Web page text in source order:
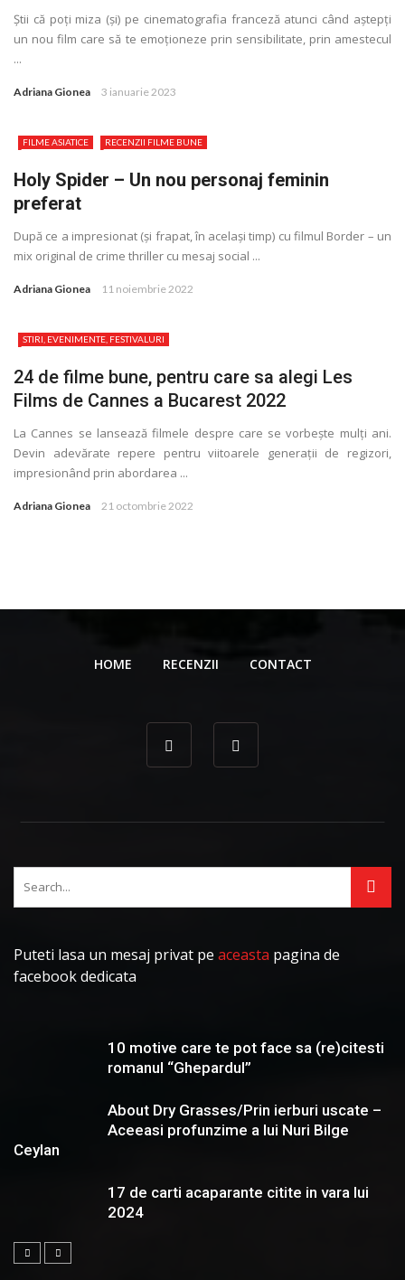
Ştii că poţi miza (și) pe cinematografia franceză atunci când aștepţi
un nou film care să te emoţioneze prin sensibilitate, prin amestecul
...
Adriana Gionea 3 ianuarie 2023
FILME ASIATICE RECENZII FILME BUNE
Holy Spider – Un nou personaj feminin
preferat
După ce a impresionat (și frapat, în același timp) cu filmul Border – un
mix original de crime thriller cu mesaj social ...
Adriana Gionea 11 noiembrie 2022
STIRI, EVENIMENTE, FESTIVALURI
24 de filme bune, pentru care sa alegi Les
Films de Cannes a Bucarest 2022
La Cannes se lansează filmele despre care se vorbește mulţi ani.
Devin adevărate repere pentru viitoarele generaţii de regizori,
impresionând prin abordarea ...
Adriana Gionea 21 octombrie 2022
HOME RECENZII CONTACT
Puteti lasa un mesaj privat pe aceasta pagina de
facebook dedicata
10 motive care te pot face sa (re)citesti
romanul “Ghepardul”
About Dry Grasses/Prin ierburi uscate –
Aceeasi profunzime a lui Nuri Bilge
Ceylan
17 de carti acaparante citite in vara lui
2024